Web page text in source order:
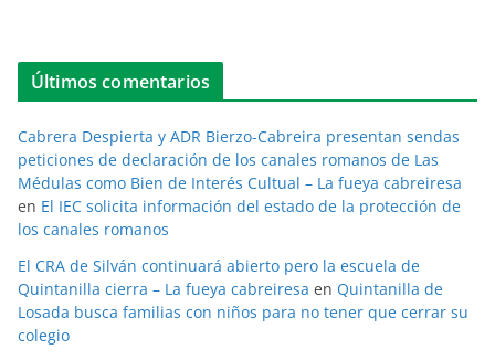
Últimos comentarios
Cabrera Despierta y ADR Bierzo-Cabreira presentan sendas
peticiones de declaración de los canales romanos de Las
Médulas como Bien de Interés Cultual – La fueya cabreiresa
en El IEC solicita información del estado de la protección de
los canales romanos
El CRA de Silván continuará abierto pero la escuela de
Quintanilla cierra – La fueya cabreiresa en Quintanilla de
Losada busca familias con niños para no tener que cerrar su
colegio